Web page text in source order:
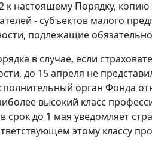
к настоящему Порядку, копию
- субъектов малого
подлежащие
в случае, если
до 15 апреля не
орган Фонда
высокий класс
срок до 1 мая уведомляет
этому классу